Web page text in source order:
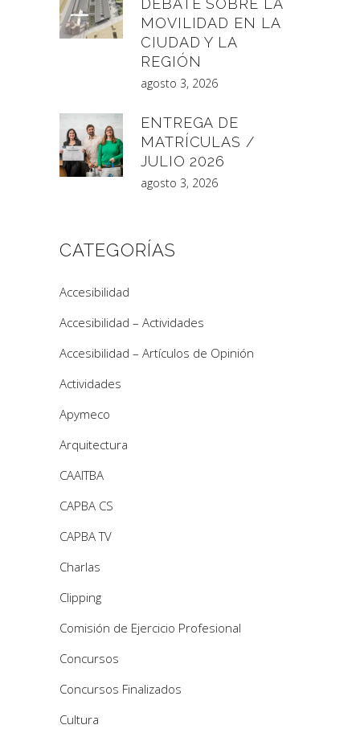
MOVILIDAD EN LA
CIUDAD Y LA
REGIÓN
agosto 3, 2026
ENTREGA DE
MATRÍCULAS /
JULIO 2026
agosto 3, 2026
CATEGORÍAS
Accesibilidad
Accesibilidad – Actividades
Accesibilidad – Artículos de Opinión
Actividades
Apymeco
Arquitectura
CAAITBA
CAPBA CS
CAPBA TV
Charlas
Clipping
Comisión de Ejercicio Profesional
Concursos
Concursos Finalizados
Cultura